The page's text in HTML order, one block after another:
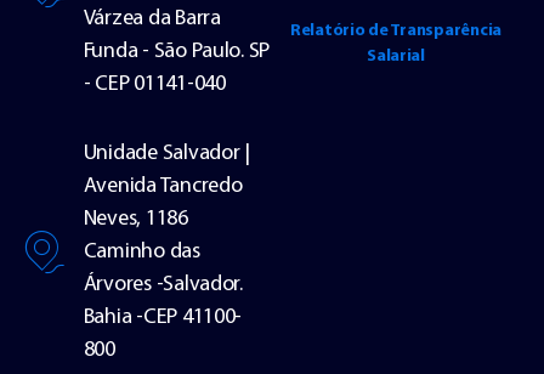
Várzea da Barra
Funda - São Paulo. SP
- CEP 01141-040
Unidade Salvador |
Avenida Tancredo
Neves, 1186
Caminho das
Árvores -Salvador.
Bahia -CEP 41100-
800
Relatório de Transparência
Salarial